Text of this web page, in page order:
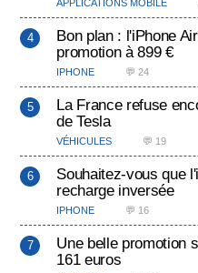
APPLICATIONS MOBILE
Bon plan : l'iPhone
promotion à 899 €
IPHONE 💬 24
La France refuse
de Tesla
VÉHICULES 💬 19
Souhaitez-vous que
recharge inversée
IPHONE 💬 16
Une belle promotion
161 euros